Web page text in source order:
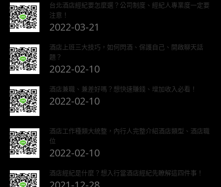
台北酒店經紀要怎麼選？公司制度、經紀人專業度一定要
注意！
2022-03-21
酒店上班三大技巧，如何閃酒、保護自己、開啟聊天話
題？
2022-02-10
酒店兼職、兼差好嗎？想快速賺錢、增加收入必看！
2022-02-10
酒店工作種類大統整，內行人完整介紹酒店類型、酒店職
位
2022-02-10
酒店經紀是什麼？想入行當酒店經紀先瞭解這四件事！